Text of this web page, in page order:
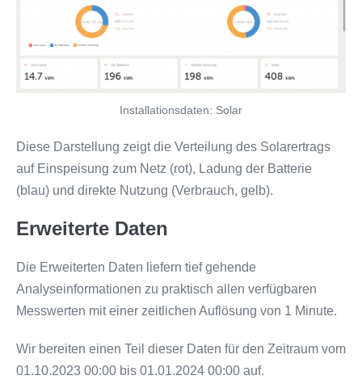
Installationsdaten: Solar
Diese Darstellung zeigt die Verteilung des Solarertrags
auf Einspeisung zum Netz (rot), Ladung der Batterie
(blau) und direkte Nutzung (Verbrauch, gelb).
Erweiterte Daten
Die Erweiterten Daten liefern tief gehende
Analyseinformationen zu praktisch allen verfügbaren
Messwerten mit einer zeitlichen Auflösung von 1 Minute.
Wir bereiten einen Teil dieser Daten für den Zeitraum vom
01.10.2023 00:00 bis 01.01.2024 00:00 auf.